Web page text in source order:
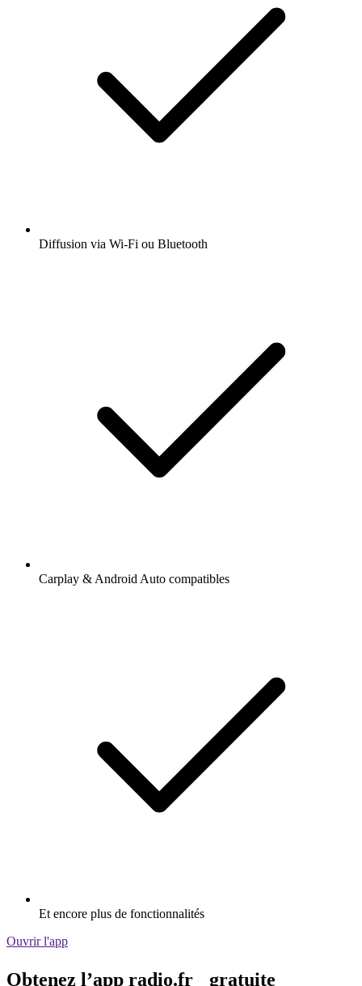
Diffusion via Wi-Fi ou Bluetooth
Carplay & Android Auto compatibles
Et encore plus de fonctionnalités
Ouvrir l'app
Obtenez l’app radio.fr gratuite